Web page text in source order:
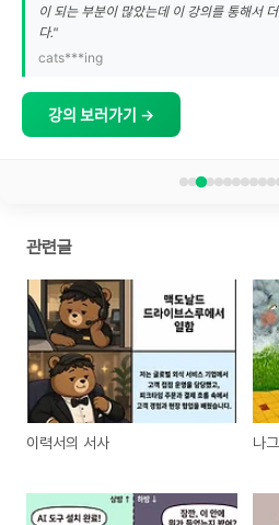
이 되는 부분이 많았는데 이 강의를 통해서
다."
cats***ing
강의 보러가기 →
관련글
이력서의 서사 나